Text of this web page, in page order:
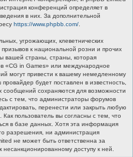
конференций определяет в
в них. За дополнительной
https://www.phpbb.com/
угрожающих, клеветнических
к национальной розни и прочих
вашей страны, страны, которая
«CG in Games» или международное
могут привести к вашему немедленному
будет поставлен в известность,
сохраняются для возможности
с тем, что администраторы форумов
перенести или закрыть любую
пользователь вы согласны с тем, что
в базе данных. Хотя эта информация
разрешения, ни администрация
не может быть ответственна за
несанкционированному доступу к ней.